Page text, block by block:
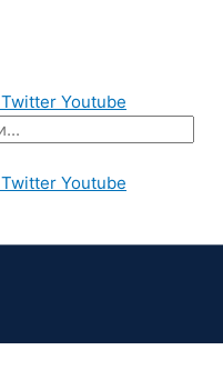
Twitter Youtube
Twitter Youtube